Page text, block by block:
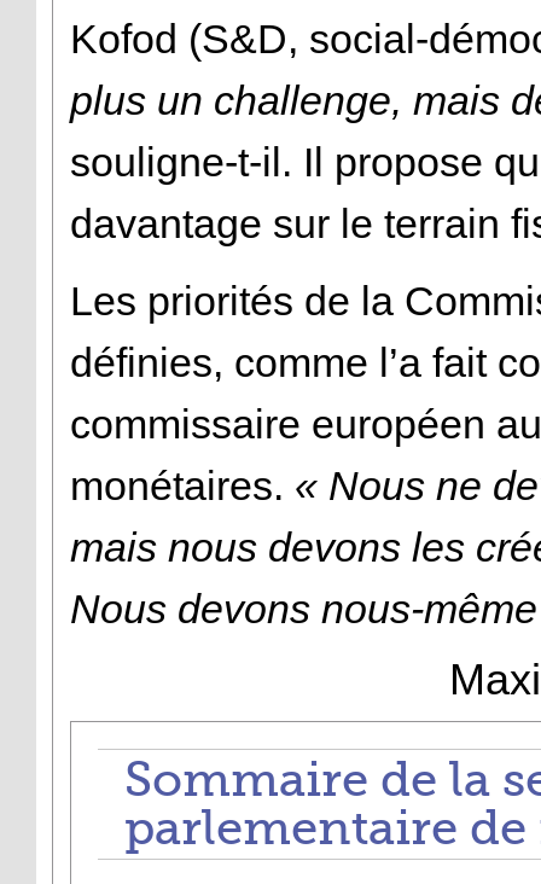
Kofod (S&D, social-
plus un challenge, mais
souligne-t-il. Il propose
davantage sur le terrain
Les priorités de la
définies, comme l’a fait
commissaire européen
monétaires. « Nous ne
mais nous devons les
Nous devons nous-
Sommaire de la
parlementaire de